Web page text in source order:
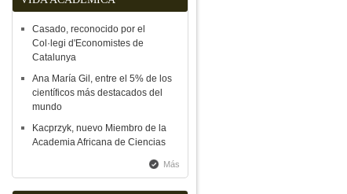
Casado, reconocido por el
Col·legi d'Economistes de
Catalunya
Ana María Gil, entre el 5% de los
científicos más destacados del
mundo
Kacprzyk, nuevo Miembro de la
Academia Africana de Ciencias
Más